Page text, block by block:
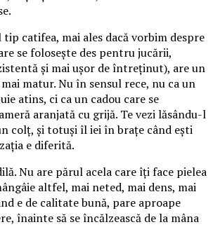
catifea, mai ales dacă vorbim despre
se folosește des pentru jucării,
și mai ușor de întreținut), are un
mai matur. Nu în sensul rece, nu ca un
atins, ci ca un cadou care se
aranjată cu grijă. Te vezi lăsându-l
colț, și totuși îl iei în brațe când ești
e diferită.
Nu are părul acela care îți face pielea
altfel, mai neted, mai dens, mai
e de calitate bună, pare aproape
înainte să se încălzească de la mâna